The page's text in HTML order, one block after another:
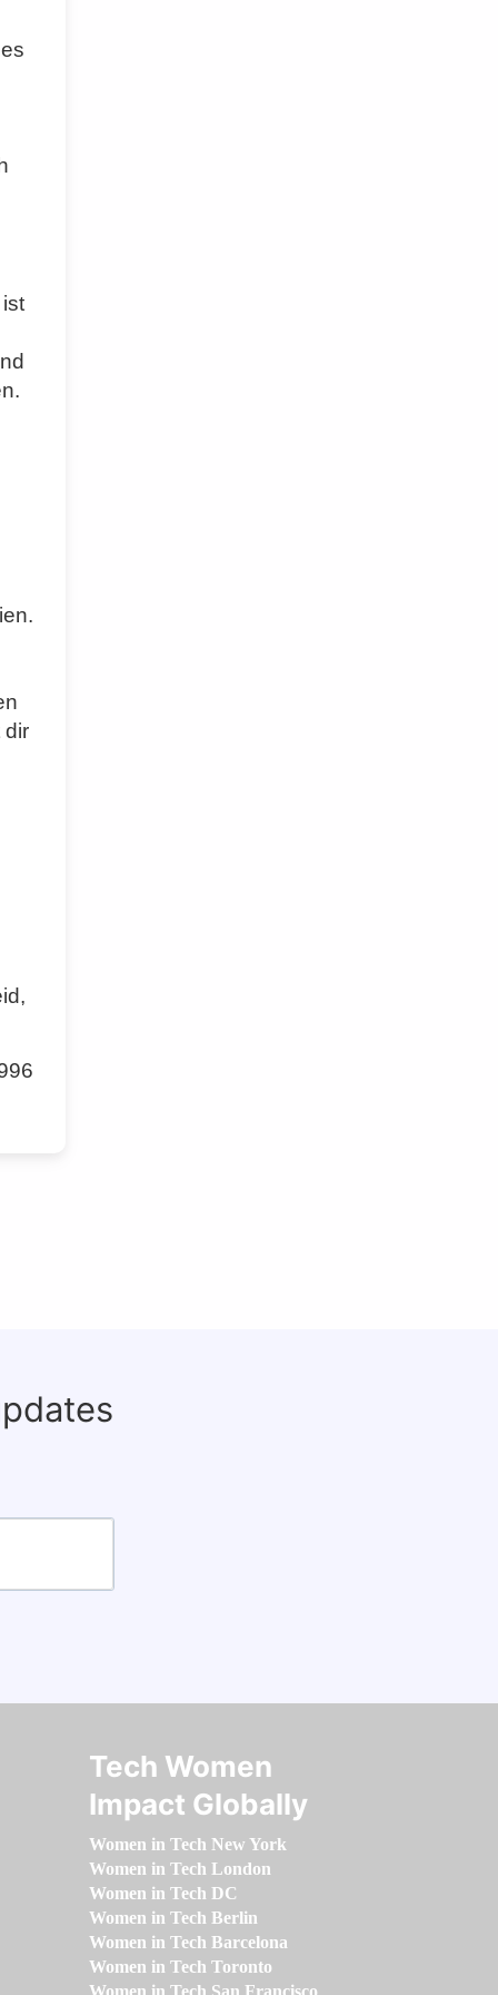
dir
Tech Women
Impact Globally
Women in Tech New York
Women in Tech London
Women in Tech DC
Women in Tech Berlin
Women in Tech Barcelona
Women in Tech Toronto
Women in Tech San Francisco